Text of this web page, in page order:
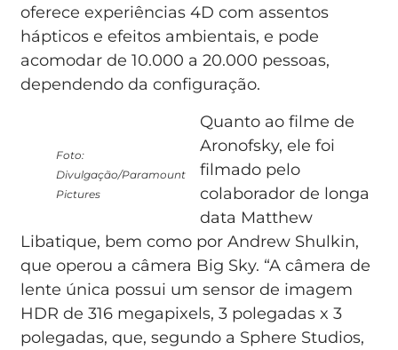
oferece experiências 4D com assentos
hápticos e efeitos ambientais, e pode
acomodar de 10.000 a 20.000 pessoas,
dependendo da configuração.
Foto:
Divulgação/Paramount
Pictures
Quanto ao filme de
Aronofsky, ele foi
filmado pelo
colaborador de longa
data Matthew
Libatique, bem como por Andrew Shulkin,
que operou a câmera Big Sky. “A câmera de
lente única possui um sensor de imagem
HDR de 316 megapixels, 3 polegadas x 3
polegadas, que, segundo a Sphere Studios,